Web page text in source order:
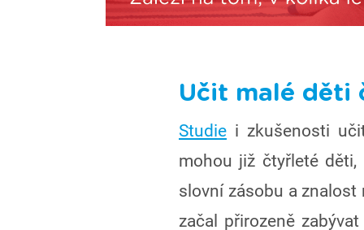
Učit malé děti
Studie i zkušenosti
mohou již čtyřleté děti,
slovní zásobu a znalost
začal přirozeně